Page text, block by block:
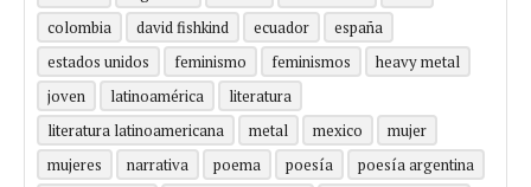
colombia
david fishkind ecuador
españa
estados unidos
feminismo feminismos
heavy metal
joven
latinoamérica
literatura
literatura latinoamericana
metal mexico
mujer
mujeres
narrativa poema poesía
poesía argentina